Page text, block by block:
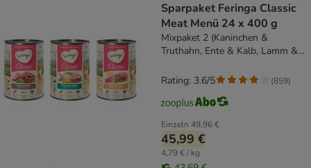
Sparpaket Feringa Classic
Meat Menü 24 x 400 g
Mixpaket 2 (Kaninchen &
Truthahn, Ente & Kalb, Lamm &
Einzeln 49,96 €
45,99 €
4,79 € / kg
Rating: 3.6/5 (859)